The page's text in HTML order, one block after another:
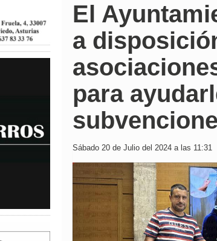
El
a
para
Sábado 20 de Julio del 2024 a las 11:31